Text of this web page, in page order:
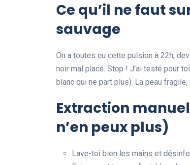
Ce qu’il ne faut
sauvage
On a toutes eu cette pulsion à 22h,
noir mal placé. Stop ! J’ai testé pour
blanc qui ne part plus). La peau
Extraction
n’en peux plus)
Lave-toi bien les mains et